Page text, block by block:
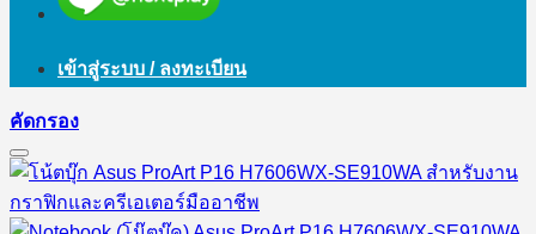
เข้าสู่ระบบ / ลงทะเบียน
คัดกรอง